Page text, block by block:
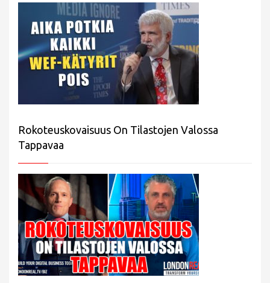
Rokoteuskovaisuus On Tilastojen Valossa
Tappavaa